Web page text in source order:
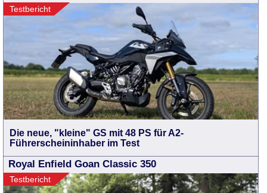
Testbericht
Die neue, "kleine" GS mit 48 PS für A2-
Führerscheininhaber im Test
Royal Enfield Goan Classic 350
Testbericht